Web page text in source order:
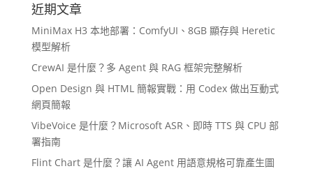
近期文章
MiniMax H3 本地部署：ComfyUI、8GB 顯存與 Heretic
模型解析
CrewAI 是什麼？多 Agent 與 RAG 框架完整解析
Open Design 與 HTML 簡報實戰：用 Codex 做出互動式
網頁簡報
VibeVoice 是什麼？Microsoft ASR、即時 TTS 與 CPU 部
署指南
Flint Chart 是什麼？讓 AI Agent 用語意規格可靠產生圖